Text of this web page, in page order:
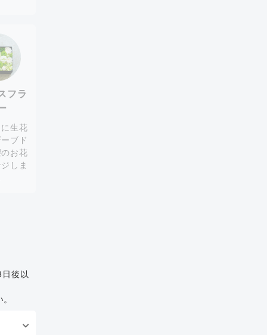
フラ
生花
ブド
お花
しま
後以